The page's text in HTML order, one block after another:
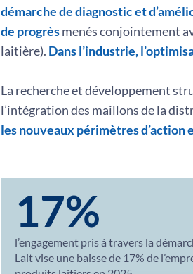
démarche de diagnostic et
de progrèsmenés conjointement
laitière). Dans l’industrie,
La recherche et développement
l’intégration des maillons de la
les nouveaux périmètres
17%
l’engagement pris à travers la
Lait vise une baisse de 17% de